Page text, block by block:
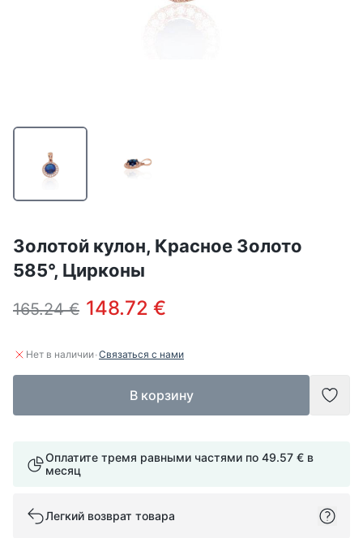
Золотой кулон, Красное Золото
585°, Цирконы
165.24 € 148.72 €
Нет в наличии·Связаться с нами
В корзину
Оплатите тремя равными частями по 49.57 € в
месяц
Легкий возврат товара